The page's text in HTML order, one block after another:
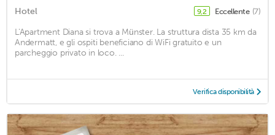
Hotel 9,2 Eccellente (7)
L'Apartment Diana si trova a Münster. La struttura dista 35 km da
Andermatt, e gli ospiti beneficiano di WiFi gratuito e un
parcheggio privato in loco. ...
Verifica disponibilità